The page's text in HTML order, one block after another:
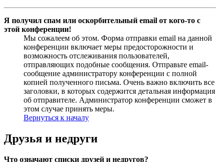
Я получил спам или оскорбительный email от кого-то с
этой конференции!
Мы сожалеем об этом. Форма отправки email на данной
конференции включает меры предосторожности и
возможность отслеживания пользователей,
отправляющих подобные сообщения. Отправьте email-
сообщение администратору конференции с полной
копией полученного письма. Очень важно включить все
заголовки, в которых содержится детальная информация
об отправителе. Администратор конференции сможет в
этом случае принять меры.
Вернуться к началу
Друзья и недруги
Что означают списки друзей и недругов?